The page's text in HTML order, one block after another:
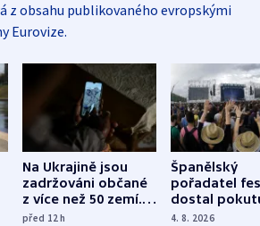
z obsahu publikovaného evropskými
Eurovize.
Na Ukrajině jsou
zadržováni občané
z více než 50 zemí.
Bojovali na straně
před 12h
Španělský
pořadatel
dostal
nekalé
4. 8. 2026